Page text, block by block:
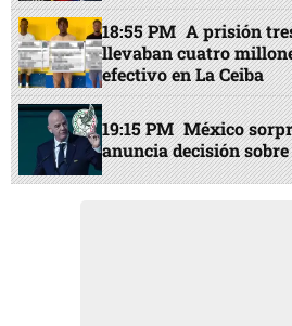
18:55 PM A prisión
llevaban cuatro
efectivo en La Ceiba
19:15 PM México
anuncia decisión